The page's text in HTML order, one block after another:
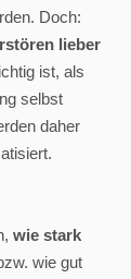
Doch:
lieber
ist, als
selbst
daher
wie stark
wie gut